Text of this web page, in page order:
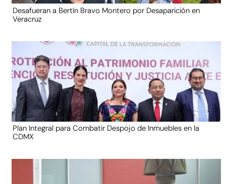
Desafueran a Bertín Bravo Montero por Desaparición en
Veracruz
Plan Integral para Combatir Despojo de Inmuebles en la
CDMX